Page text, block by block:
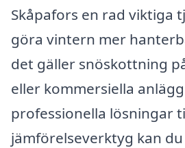
Skåpafors en rad viktiga
göra vintern mer
det gäller snöskottning
eller kommersiella
professionella lösningar
jämförelseverktyg kan